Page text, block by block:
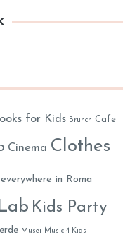
for Kids Brunch Cafe
Cinema Clothes
everywhere in Roma
Kids Party
Musei Music 4 Kids